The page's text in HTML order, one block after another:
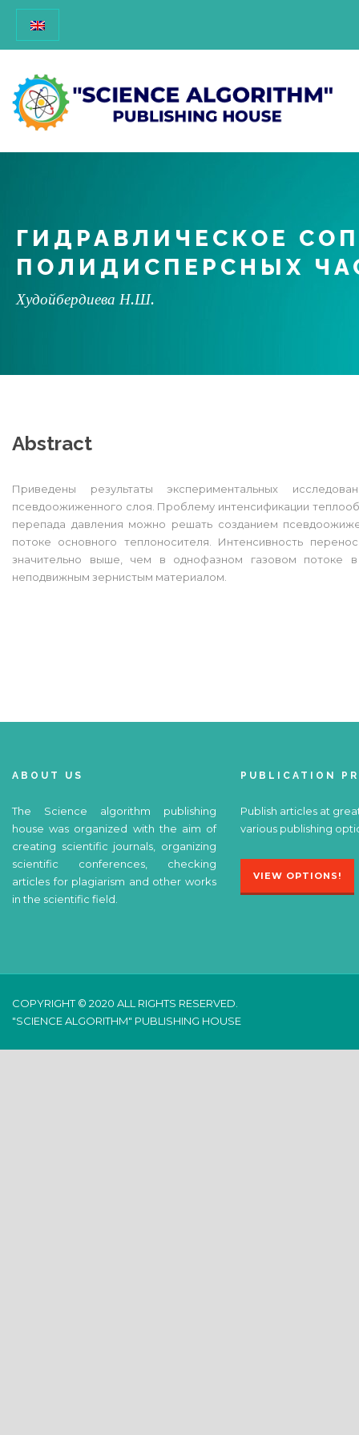
ГИДРАВЛИЧЕСКОЕ
ПОЛИДИСПЕРСНЫХ
Худойбердиева Н.Ш.
Abstract
Приведены результаты экспериментальных
псевдоожиженного слоя. Проблему интенсификации
перепада давления можно решать созданием
потоке основного теплоносителя. Интенсивность
значительно выше, чем в однофазном газовом потоке
неподвижным зернистым материалом.
ABOUT US
The Science algorithm publishing
house was organized with the aim of
creating scientific journals, organizing
scientific conferences, checking
articles for plagiarism and other works
in the scientific field.
PUBLICATION
Publish articles at
various publishing
VIEW OPTIONS!
COPYRIGHT © 2020 ALL RIGHTS RESERVED.
"SCIENCE ALGORITHM" PUBLISHING HOUSE